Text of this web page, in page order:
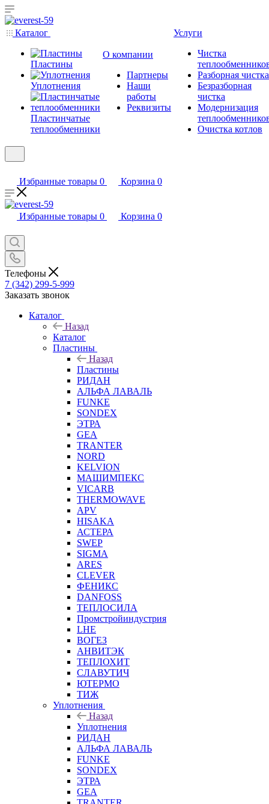
Каталог
Пластины
Уплотнения
Пластинчатые
теплообменники
О компании
Партнеры
Наши
работы
Реквизиты
Услуги
Чистка
Разборная чистка
Безразборная
чистка
Модернизация
Очистка котлов
Избранные товары 0 Корзина 0
Избранные товары 0 Корзина 0
Телефоны
7 (342) 299-5-999
Заказать звонок
Каталог
Назад
Каталог
Пластины
Назад
Пластины
РИДАН
АЛЬФА ЛАВАЛЬ
FUNKE
SONDEX
ЭТРА
GEA
TRANTER
NORD
KELVION
МАШИМПЕКС
VICARB
THERMOWAVE
APV
HISAKA
АСТЕРА
SWEP
SIGMA
ARES
CLEVER
ФЕНИКС
DANFOSS
ТЕПЛОСИЛА
Промстройиндустрия
LHE
ВОГЕЗ
АНВИТЭК
ТЕПЛОХИТ
СЛАВУТИЧ
ЮТЕРМО
ТИЖ
Уплотнения
Назад
Уплотнения
РИДАН
АЛЬФА ЛАВАЛЬ
FUNKE
SONDEX
ЭТРА
GEA